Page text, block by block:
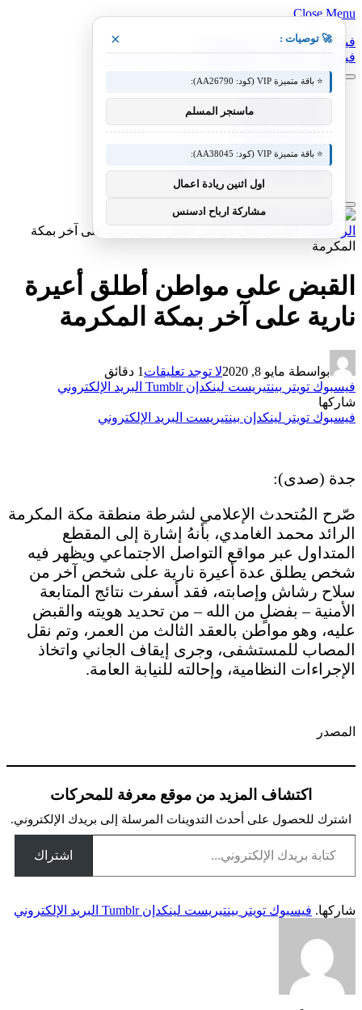
Close Menu
فيسبوك X (Twitter)
فيسبوك X (Twitter) الانستغرام بينتيريست فيميو
معدات وصناعات
سيارات ومعدات
مختبر معرفة التقني
عالم المحركات والسيارات
آفاق الطيران والطيران التقني
الرئيسية
القبض على مواطن أطلق أعيرة نارية على آخر بمكة
المكرمة
القبض على مواطن أطلق أعيرة
نارية على آخر بمكة المكرمة
بواسطة مايو 8, 2020 لا توجد تعليقات 1 دقائق
فيسبوك تويتر بينتيريست لينكدإن Tumblr البريد الإلكتروني
شاركها
فيسبوك تويتر لينكدإن بينتيريست البريد الإلكتروني
جدة (صدى):
صّرح المُتحدث الإعلامي لشرطة منطقة مكة المكرمة
الرائد محمد الغامدي، بأنهُ إشارة إلى المقطع
المتداول عبر مواقع التواصل الاجتماعي ويظهر فيه
شخص يطلق عدة أعيرة نارية على شخص آخر من
سلاح رشاش وإصابته، فقد أسفرت نتائج المتابعة
الأمنية – بفضلٍ من الله – من تحديد هويته والقبض
عليه، وهو مواطن بالعقد الثالث من العمر، وتم نقل
المصاب للمستشفى، وجرى إيقاف الجاني واتخاذ
الإجراءات النظامية، وإحالته للنيابة العامة.
المصدر
اكتشاف المزيد من موقع معرفة للمحركات
اشترك للحصول على أحدث التدوينات المرسلة إلى بريدك الإلكتروني.
كتابة بريدك الإلكتروني...
اشتراك
شاركها. فيسبوك تويتر بينتيريست لينكدإن Tumblr البريد الإلكتروني
🚀 توصيات : ×
⭐ باقة متميزة VIP (كود: AA26790):
ماسنجر المسلم
⭐ باقة متميزة VIP (كود: AA38045):
اول اثنين ريادة اعمال
مشاركة ارباح ادسنس